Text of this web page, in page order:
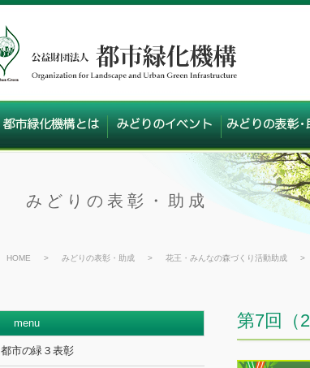
みどりの表彰・助成
HOME > みどりの表彰・助成 > 花王・みんなの森づくり活動助成 >
第7回（
menu
都市の緑３表彰